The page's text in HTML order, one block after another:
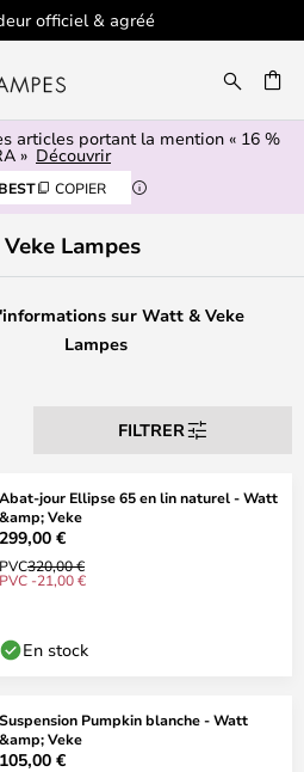
+ de 100 marques design
articles portant la mention « 16 %
» Découvrir
BEST COPIER
Lampes
sur Watt & Veke
Lampes
FILTRER
Abat-jour Ellipse 65 en lin naturel - Watt
&amp; Veke
299,00 €
PVC320,00 €
PVC -21,00 €
En stock
Suspension Pumpkin blanche - Watt
&amp; Veke
105,00 €